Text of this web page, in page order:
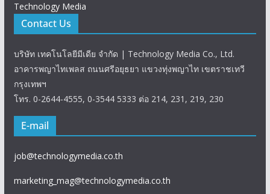
Technology Media
Contact Us
บริษัท เทคโนโลยีมีเดีย จำกัด | Technology Media Co., Ltd.
อาคารพญาไทเพลส ถนนศรีอยุธยา แขวงทุ่งพญาไท เขตราชเทวี
กรุงเทพฯ
โทร. 0-2644-4555, 0-3544 5333 ต่อ 214, 231, 219, 230
E-mail
job@technologymedia.co.th
marketing_mag@technologymedia.co.th